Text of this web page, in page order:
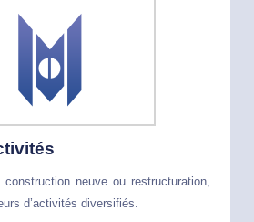
construction neuve ou restructuration,
d’activités diversifiés.